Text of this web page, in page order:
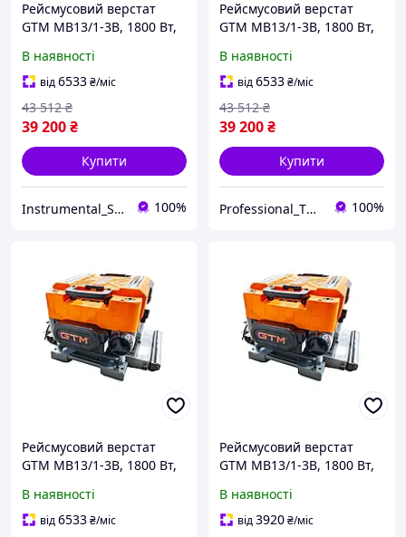
Рейсмусовий верстат
GTM MB13/1-3B, 1800 Вт,
швидкості
В наявності
від6533₴/міс
39 200₴
43 512 ₴
Купити
Instrumental_Store 100%
Рейсмусовий верстат
GTM MB13/1-3B, 1800 Вт,
швидкості
В наявності
від6533₴/міс
39 200₴
43 512 ₴
Купити
Professional_TOOLS 100%
Рейсмусовий верстат
GTM MB13/1-3B, 1800 Вт,
швидкості
В наявності
від6533₴/міс
Рейсмусовий верстат
GTM MB13/1-3B, 1800 Вт,
швидкості
В наявності
від3920₴/міс